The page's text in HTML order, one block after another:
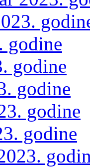
godine
godine
godine
godine
godine